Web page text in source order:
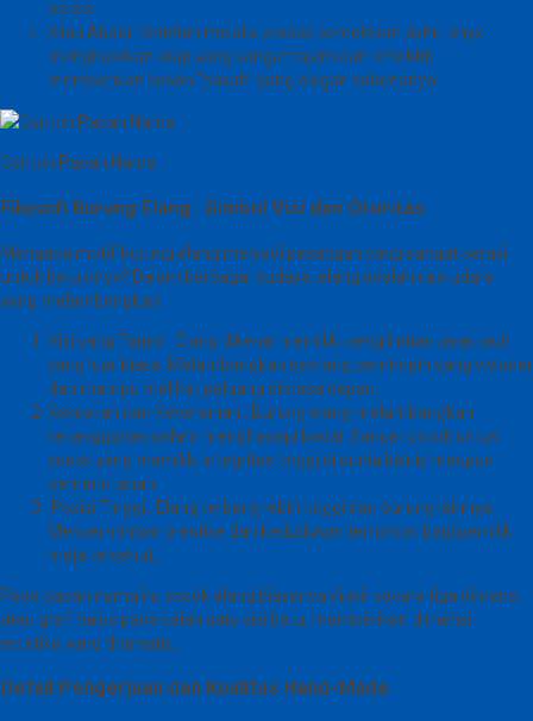
persis.
Kilau Abadi : Setelah melalui proses pemolesan akhir, onyx
menghasilkan kilap yang sangat tajam dan reflektif,
memberikan kesan “basah” yang elegan selamanya.
Contoh Papan Nama
Filosofi Burung Elang : Simbol Visi dan Otoritas
Mengapa motif burung elang menjadi pasangan yang sangat serasi
untuk batu onyx? Dalam berbagai budaya, elang adalah raja udara
yang melambangkan:
Visi yang Tajam : Elang dikenal memiliki penglihatan jarak jauh
yang luar biasa. Melambangkan seorang pemimpin yang visioner
dan mampu melihat peluang dimasa depan.
Kekuatan dan Keberanian : Burung elang melambangkan
ketangguhan dalam menghadapi badai. Sangat cocok untuk
sosok yang memiliki integritas tinggi di dunia bisnis maupun
pemerintahan.
Posisi Tinggi : Elang terbang lebih tinggi dari burung lainnya.
Mencerminkan prestise dan kedudukan terhomat bagi pemilik
meja tersebut.
Pada papan nama ini, sosok elang biasanya diukir secara tiga dimensi
atau grafi halus pada salah satu sisi batu, memberikan dimensi
estetika yang dramatis.
Detail Pengerjaan dan Kualitas Hand-Made